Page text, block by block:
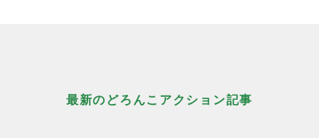
最新のどろんこアクション記事